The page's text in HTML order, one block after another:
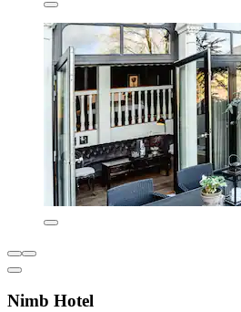
Nimb Hotel